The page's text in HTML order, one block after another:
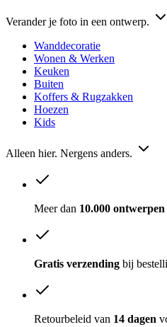
Verander je foto in een ontwerp.
Wanddecoratie
Wonen & Werken
Keuken
Buiten
Koffers & Rugzakken
Hoezen
Kids
Alleen hier. Nergens anders.
Meer dan 10.000
Gratis verzending bij
Retourbeleid van 14 dagen